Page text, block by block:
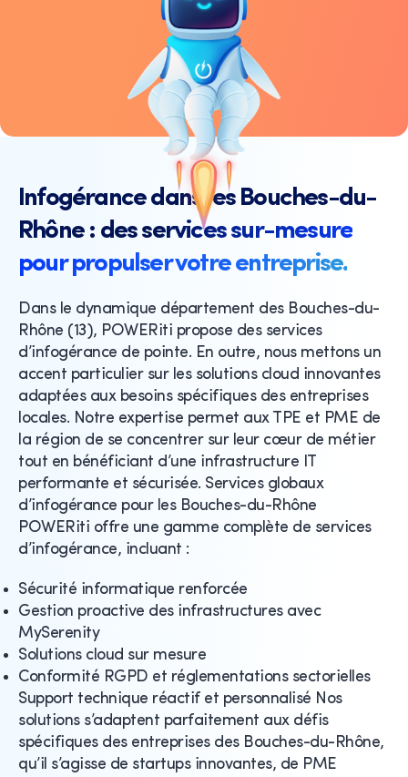
Infogérance dans les Bouches-du-
Rhône : des services sur-mesure
pour propulser votre entreprise.
Dans le dynamique département des Bouches-du-
Rhône (13), POWERiti propose des services
d’infogérance de pointe. En outre, nous mettons un
accent particulier sur les solutions cloud innovantes
adaptées aux besoins spécifiques des entreprises
locales. Notre expertise permet aux TPE et PME de
la région de se concentrer sur leur cœur de métier
tout en bénéficiant d’une infrastructure IT
performante et sécurisée. Services globaux
d’infogérance pour les Bouches-du-Rhône
POWERiti offre une gamme complète de services
d’infogérance, incluant :
Sécurité informatique renforcée
Gestion proactive des infrastructures avec
MySerenity
Solutions cloud sur mesure
Conformité RGPD et réglementations sectorielles
Support technique réactif et personnalisé Nos
solutions s’adaptent parfaitement aux défis
spécifiques des entreprises des Bouches-du-Rhône,
qu’il s’agisse de startups innovantes, de PME